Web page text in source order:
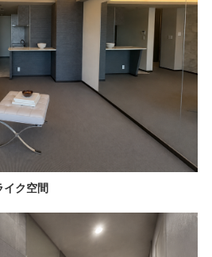
イク空間